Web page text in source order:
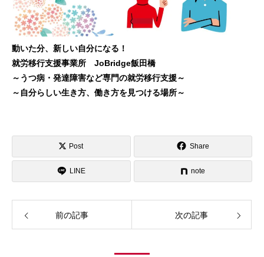
動いた分、新しい自分になる！
就労移行支援事業所 JoBridge飯田橋
～うつ病・発達障害など専門の就労移行支援～
～自分らしい生き方、働き方を見つける場所～
Post Share
LINE note
前の記事 次の記事